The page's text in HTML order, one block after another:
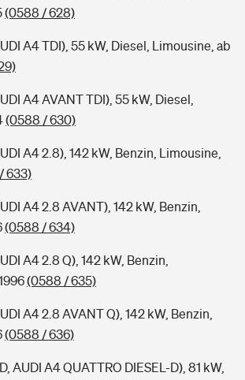
(0588 / 628)
A4 TDI), 55 kW, Diesel, Limousine, ab
A4 AVANT TDI), 55 kW, Diesel,
(0588 / 630)
A4 2.8), 142 kW, Benzin, Limousine,
633)
A4 2.8 AVANT), 142 kW, Benzin,
(0588 / 634)
A4 2.8 Q), 142 kW, Benzin,
(0588 / 635)
A4 2.8 AVANT Q), 142 kW, Benzin,
(0588 / 636)
AUDI A4 QUATTRO DIESEL-D), 81 kW,